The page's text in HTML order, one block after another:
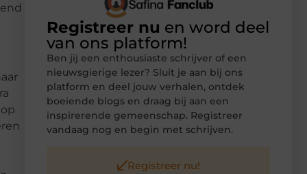
Registreer nu en word deel
van ons platform!
Ben jij een enthousiaste schrijver of een
nieuwsgierige lezer? Sluit je aan bij ons
platform en deel jouw verhalen, ontdek
boeiende blogs en draag bij aan een
inspirerende gemeenschap. Registreer
vandaag nog en begin met schrijven.
Registreer nu!